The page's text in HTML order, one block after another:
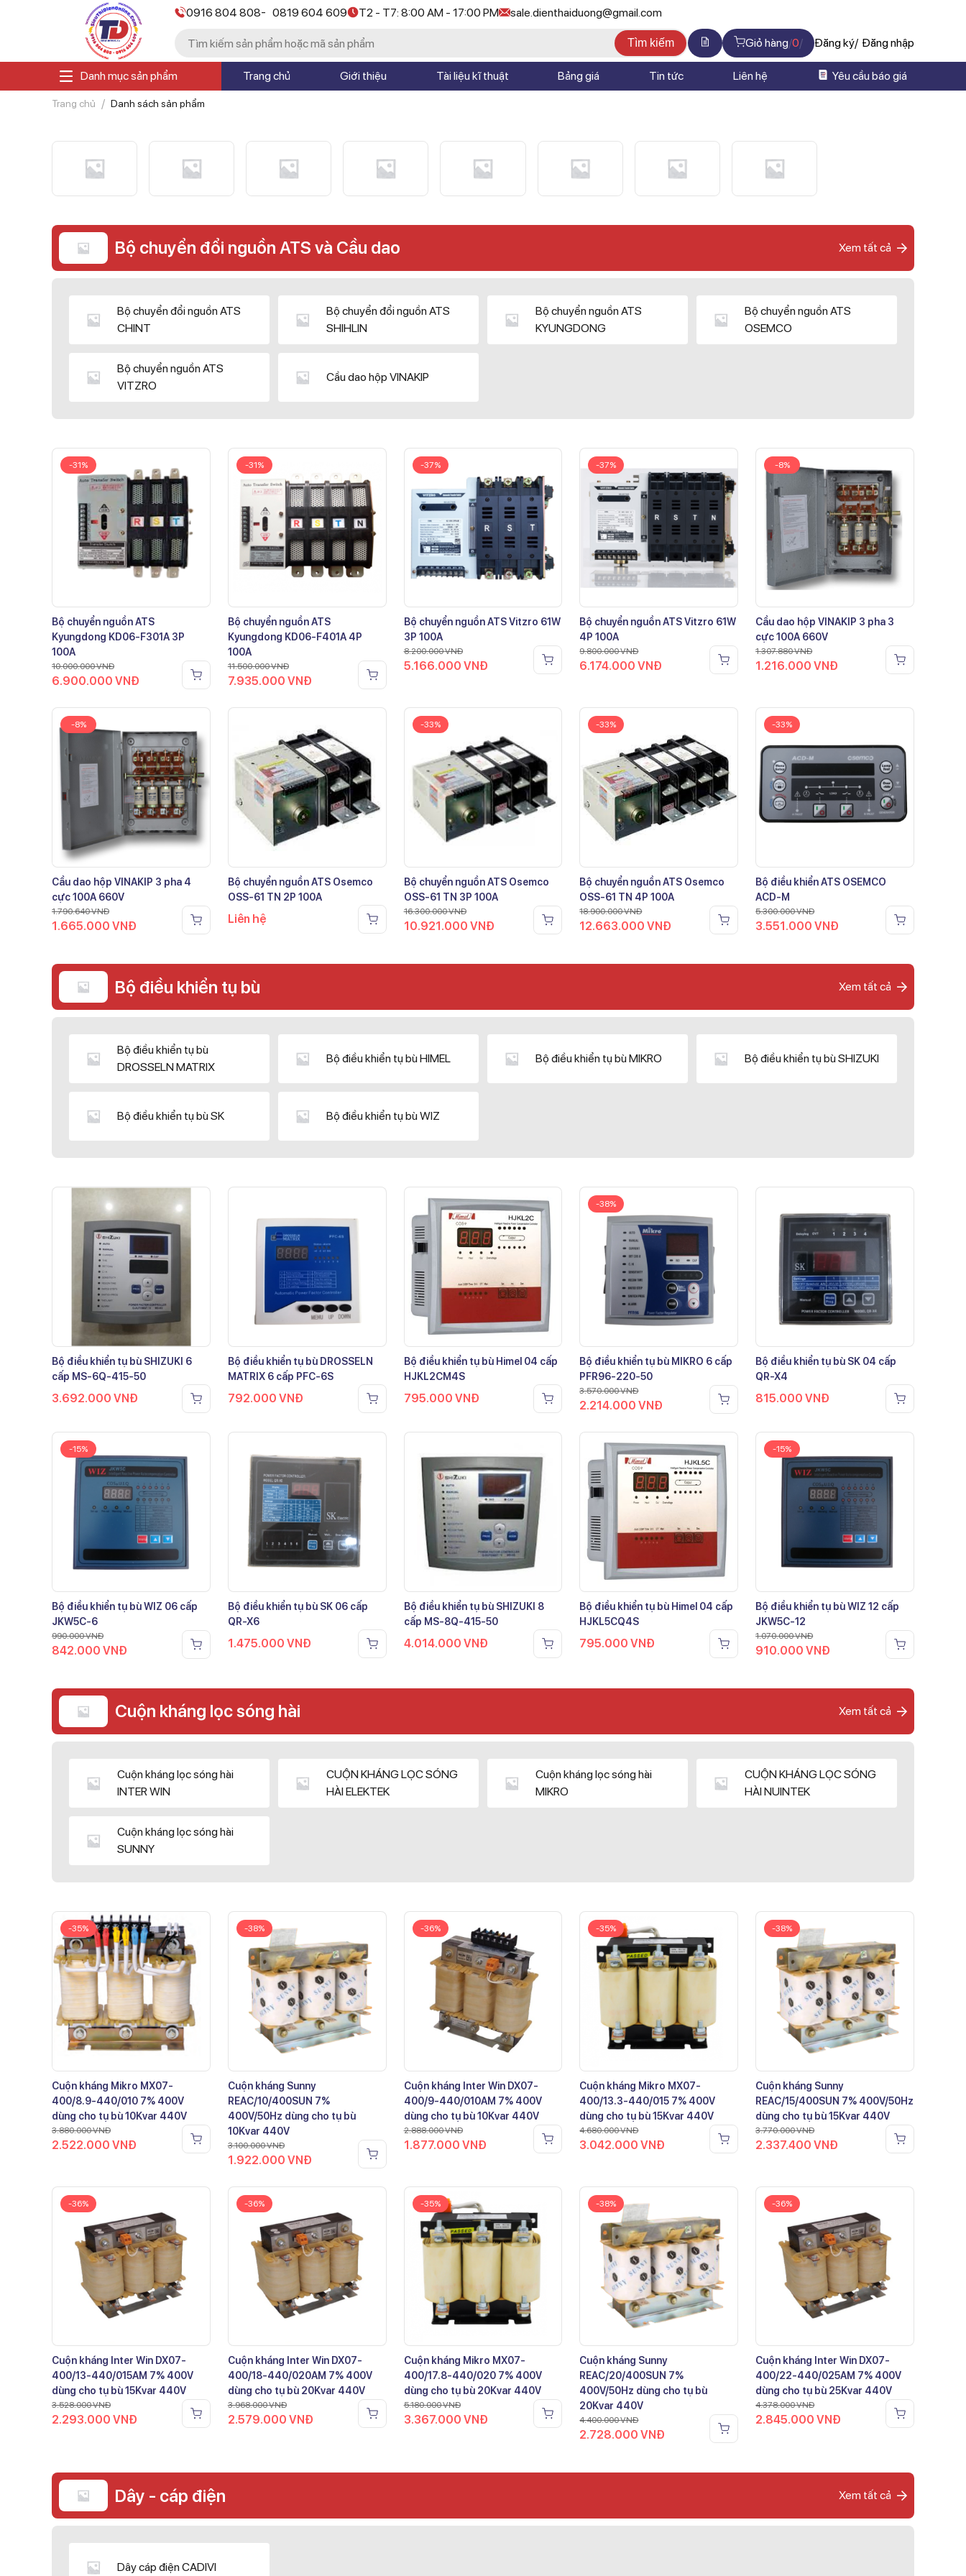
0916 804 808- 0819 604 609 T2 - T7: 8:00 AM - 17:00 PM sale.dienthaiduong@gmail.com
Tìm kiếm Giỏ hàng 0 Đăng ký Đăng nhập
Danh mục sản phẩm Trang chủ Giới thiệu Tài liệu kĩ thuật Bảng giá Tin tức Liên hệ Yêu cầu báo giá
Trang chủ Danh sách sản phẩm
Bộ chuyển đổi nguồn ATS và Cầu dao Xem tất cả
Bộ chuyển đổi nguồn ATS
CHINT
Bộ chuyển đổi nguồn ATS
SHIHLIN
Bộ chuyển nguồn ATS
KYUNGDONG
Bộ chuyển nguồn ATS
OSEMCO
Bộ chuyển nguồn ATS
VITZRO
Cầu dao hộp VINAKIP
-31%
Bộ chuyển nguồn ATS
Kyungdong KD06-F301A 3P
100A
10.000.000VNĐ
6.900.000 VNĐ
-31%
Bộ chuyển nguồn ATS
Kyungdong KD06-F401A 4P
100A
11.500.000VNĐ
7.935.000 VNĐ
-37%
Bộ chuyển nguồn ATS Vitzro 61W
3P 100A
8.200.000VNĐ
5.166.000 VNĐ
-37%
Bộ chuyển nguồn ATS Vitzro 61W
4P 100A
9.800.000VNĐ
6.174.000VNĐ
-8%
Cầu dao hộp VINAKIP 3 pha 3
cực 100A 660V
1.307.880VNĐ
1.216.000VNĐ
-8%
Cầu dao hộp VINAKIP 3 pha 4
cực 100A 660V
1.790.640VNĐ
1.665.000 VNĐ
Bộ chuyển nguồn ATS Osemco
OSS-61 TN 2P 100A
Liên hệ
-33%
Bộ chuyển nguồn ATS Osemco
OSS-61 TN 3P 100A
16.300.000VNĐ
10.921.000 VNĐ
-33%
Bộ chuyển nguồn ATS Osemco
OSS-61 TN 4P 100A
18.900.000VNĐ
12.663.000VNĐ
-33%
Bộ điều khiển ATS OSEMCO
ACD-M
5.300.000VNĐ
3.551.000VNĐ
Bộ điều khiển tụ bù Xem tất cả
Bộ điều khiển tụ bù
DROSSELN MATRIX
Bộ điều khiển tụ bù HIMEL Bộ điều khiển tụ bù MIKRO Bộ điều khiển tụ bù SHIZUKI
Bộ điều khiển tụ bù SK Bộ điều khiển tụ bù WIZ
Bộ điều khiển tụ bù SHIZUKI 6
cấp MS-6Q-415-50
3.692.000 VNĐ
Bộ điều khiển tụ bù DROSSELN
MATRIX 6 cấp PFC-6S
792.000 VNĐ
Bộ điều khiển tụ bù Himel 04 cấp
HJKL2CM4S
795.000 VNĐ
-38%
Bộ điều khiển tụ bù MIKRO 6 cấp
PFR96-220-50
3.570.000VNĐ
2.214.000VNĐ
Bộ điều khiển tụ bù SK 04 cấp
QR-X4
815.000VNĐ
-15%
Bộ điều khiển tụ bù WIZ 06 cấp
JKW5C-6
990.000VNĐ
842.000 VNĐ
Bộ điều khiển tụ bù SK 06 cấp
QR-X6
1.475.000 VNĐ
Bộ điều khiển tụ bù SHIZUKI 8
cấp MS-8Q-415-50
4.014.000 VNĐ
Bộ điều khiển tụ bù Himel 04 cấp
HJKL5CQ4S
795.000VNĐ
-15%
Bộ điều khiển tụ bù WIZ 12 cấp
JKW5C-12
1.070.000VNĐ
910.000VNĐ
Cuộn kháng lọc sóng hài Xem tất cả
Cuộn kháng lọc sóng hài
INTER WIN
CUỘN KHÁNG LỌC SÓNG
HÀI ELEKTEK
Cuộn kháng lọc sóng hài
MIKRO
CUỘN KHÁNG LỌC SÓNG
HÀI NUINTEK
Cuộn kháng lọc sóng hài
SUNNY
-35%
Cuộn kháng Mikro MX07-
400/8.9-440/010 7% 400V
dùng cho tụ bù 10Kvar 440V
3.880.000VNĐ
2.522.000 VNĐ
-38%
Cuộn kháng Sunny
REAC/10/400SUN 7%
400V/50Hz dùng cho tụ bù
10Kvar 440V
3.100.000VNĐ
1.922.000 VNĐ
-36%
Cuộn kháng Inter Win DX07-
400/9-440/010AM 7% 400V
dùng cho tụ bù 10Kvar 440V
2.888.000VNĐ
1.877.000 VNĐ
-35%
Cuộn kháng Mikro MX07-
400/13.3-440/015 7% 400V
dùng cho tụ bù 15Kvar 440V
4.680.000VNĐ
3.042.000VNĐ
-38%
Cuộn kháng Sunny
REAC/15/400SUN 7% 400V/50Hz
dùng cho tụ bù 15Kvar 440V
3.770.000VNĐ
2.337.400VNĐ
-36%
Cuộn kháng Inter Win DX07-
400/13-440/015AM 7% 400V
dùng cho tụ bù 15Kvar 440V
3.528.000VNĐ
2.293.000 VNĐ
-36%
Cuộn kháng Inter Win DX07-
400/18-440/020AM 7% 400V
dùng cho tụ bù 20Kvar 440V
3.968.000VNĐ
2.579.000 VNĐ
-35%
Cuộn kháng Mikro MX07-
400/17.8-440/020 7% 400V
dùng cho tụ bù 20Kvar 440V
5.180.000VNĐ
3.367.000 VNĐ
-38%
Cuộn kháng Sunny
REAC/20/400SUN 7%
400V/50Hz dùng cho tụ bù
20Kvar 440V
4.400.000VNĐ
2.728.000VNĐ
-36%
Cuộn kháng Inter Win DX07-
400/22-440/025AM 7% 400V
dùng cho tụ bù 25Kvar 440V
4.378.000VNĐ
2.845.000VNĐ
Dây - cáp điện Xem tất cả
Dây cáp điện CADIVI